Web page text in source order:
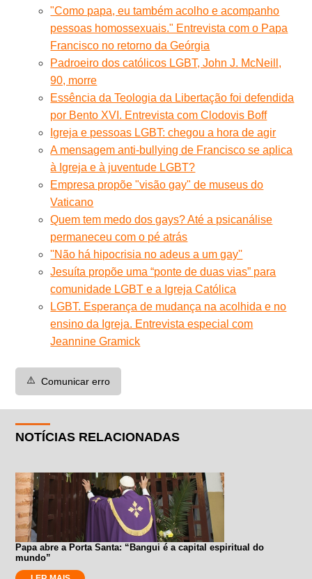
"Como papa, eu também acolho e acompanho
pessoas homossexuais." Entrevista com o Papa
Francisco no retorno da Geórgia
Padroeiro dos católicos LGBT, John J. McNeill,
90, morre
Essência da Teologia da Libertação foi defendida
por Bento XVI. Entrevista com Clodovis Boff
Igreja e pessoas LGBT: chegou a hora de agir
A mensagem anti-bullying de Francisco se aplica
à Igreja e à juventude LGBT?
Empresa propõe "visão gay" de museus do
Vaticano
Quem tem medo dos gays? Até a psicanálise
permaneceu com o pé atrás
''Não há hipocrisia no adeus a um gay''
Jesuíta propõe uma “ponte de duas vias” para
comunidade LGBT e a Igreja Católica
LGBT. Esperança de mudança na acolhida e no
ensino da Igreja. Entrevista especial com
Jeannine Gramick
⚠️ Comunicar erro
NOTÍCIAS RELACIONADAS
Papa abre a Porta Santa: “Bangui é a capital espiritual do
mundo”